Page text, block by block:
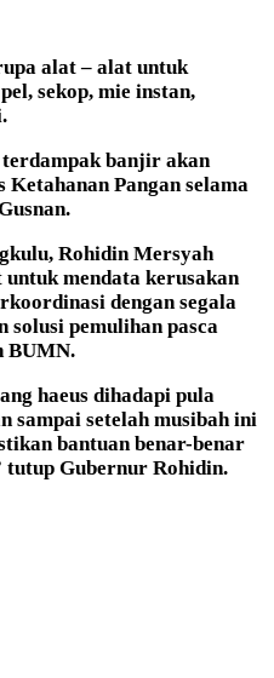
alat – alat untuk
sekop, mie instan,
banjir akan
Pangan selama
Rohidin Mersyah
mendata kerusakan
dengan segala
pemulihan pasca
BUMN.
haeus dihadapi pula
sampai setelah musibah ini
bantuan benar-benar
tutup Gubernur Rohidin.